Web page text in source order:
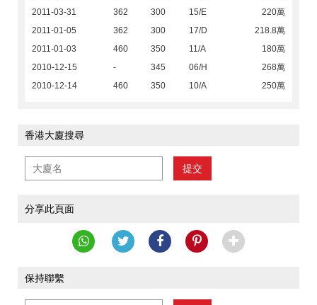
2011-03-31
362 300 15/E
220萬
2011-01-05
362 300 17/D
218.8萬
2011-01-03
460 350 11/A
180萬
2010-12-15
- 345 06/H
268萬
2010-12-14
460 350 10/A 250萬
香港大廈搜尋
提交
分享此頁面
保持聯繫